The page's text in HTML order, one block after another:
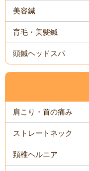
美容鍼
育毛・美髪鍼
頭鍼ヘッドスパ
肩こり・首の痛み
ストレートネック
頚椎ヘルニア